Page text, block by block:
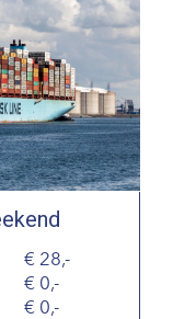
28,-
0,-
0,-